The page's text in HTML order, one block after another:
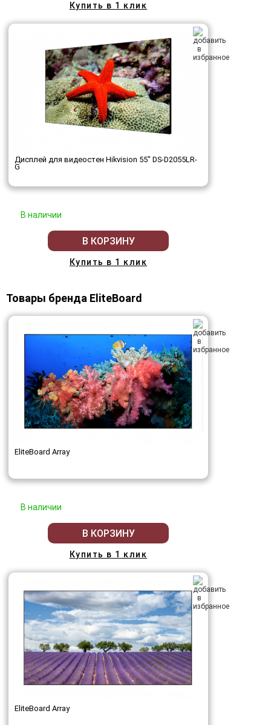
Купить в 1 клик
Дисплей для видеостен Hikvision 55" DS-D2055LR-
G
В наличии
В КОРЗИНУ
Купить в 1 клик
Товары бренда EliteBoard
EliteBoard Array
В наличии
В КОРЗИНУ
Купить в 1 клик
EliteBoard Array